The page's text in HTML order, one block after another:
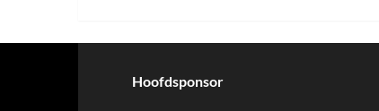
Hoofdsponsor